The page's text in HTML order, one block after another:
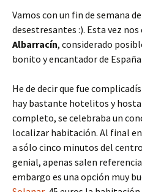
Vamos con un fin de semana
desestresantes :). Esta vez
Albarracín, considerado
bonito y encantador de España.
He de decir que fue
hay bastante hotelitos y
completo, se celebraba un
localizar habitación. Al final
a sólo cinco minutos del
genial, apenas salen
embargo es una opción muy